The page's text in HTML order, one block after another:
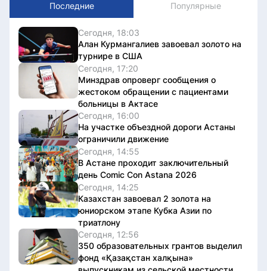
Последние Популярные
Сегодня, 18:03
Алан Курмангалиев завоевал золото на
турнире в США
Сегодня, 17:20
Минздрав опроверг сообщения о
жестоком обращении с пациентами
больницы в Актасе
Сегодня, 16:00
На участке объездной дороги Астаны
ограничили движение
Сегодня, 14:55
В Астане проходит заключительный
день Comic Con Astana 2026
Сегодня, 14:25
Казахстан завоевал 2 золота на
юниорском этапе Кубка Азии по
триатлону
Сегодня, 12:56
350 образовательных грантов выделил
фонд «Қазақстан халқына»